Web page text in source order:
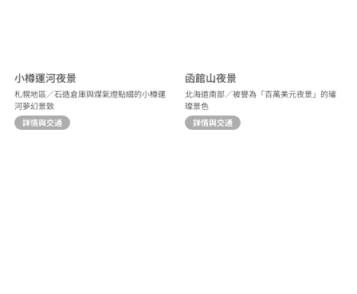
小樽運河夜景
札幌地區／石造倉庫與煤氣燈點綴的小樽運
河夢幻景致
詳情與交通
函館山夜景
北海道南部／被譽為「百萬美元夜景」的璀
璨景色
詳情與交通